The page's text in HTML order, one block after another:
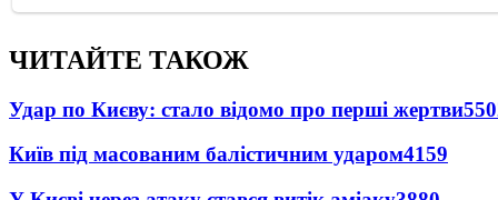
ЧИТАЙТЕ ТАКОЖ
Удар по Києву: стало відомо про перші жертви
Київ під масованим балістичним ударом4159